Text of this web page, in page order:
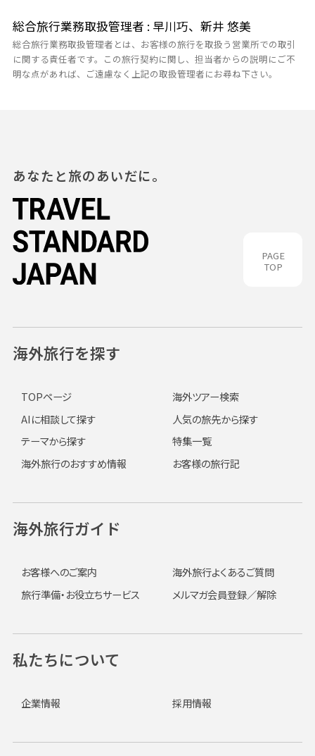
総合旅行業務取扱管理者 : 早川巧、新井 悠美
総合旅行業務取扱管理者とは、お客様の旅行を取扱う営業所での取引
に関する責任者です。この旅行契約に関し、担当者からの説明にご不
明な点があれば、ご遠慮なく上記の取扱管理者にお尋ね下さい。
PAGE
TOP
あなたと旅のあいだに。
海外旅行を探す
TOPページ
海外ツアー検索
AIに相談して探す
人気の旅先から探す
テーマから探す
特集一覧
海外旅行のおすすめ情報
お客様の旅行記
海外旅行ガイド
お客様へのご案内
海外旅行よくあるご質問
旅行準備・お役立ちサービス
メルマガ会員登録／解除
私たちについて
企業情報 採用情報